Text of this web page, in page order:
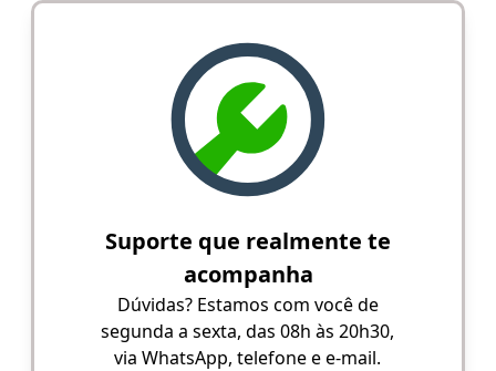
Suporte que realmente te
acompanha
Dúvidas? Estamos com você de
segunda a sexta, das 08h às 20h30,
via WhatsApp, telefone e e-mail.